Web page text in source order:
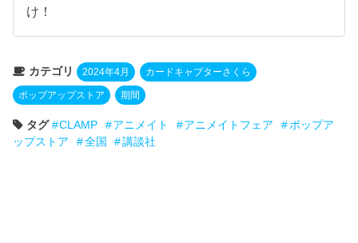
け！
カテゴリ 2024年4月 カードキャプターさくら
ポップアップストア 期間
タグ CLAMP アニメイト アニメイトフェア
ポップア
ップストア
全国 講談社